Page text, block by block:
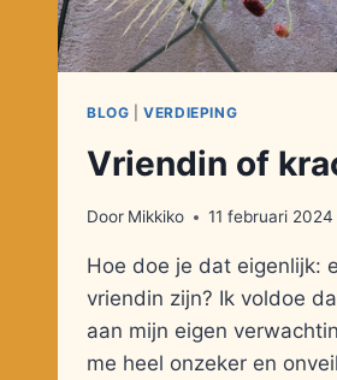
BLOG |VERDIEPING
Vriendin of
Door Mikkiko 11 februari 2024
Hoe doe je dat eigenlijk:
vriendin zijn? Ik voldoe
aan mijn eigen
me heel onzeker en